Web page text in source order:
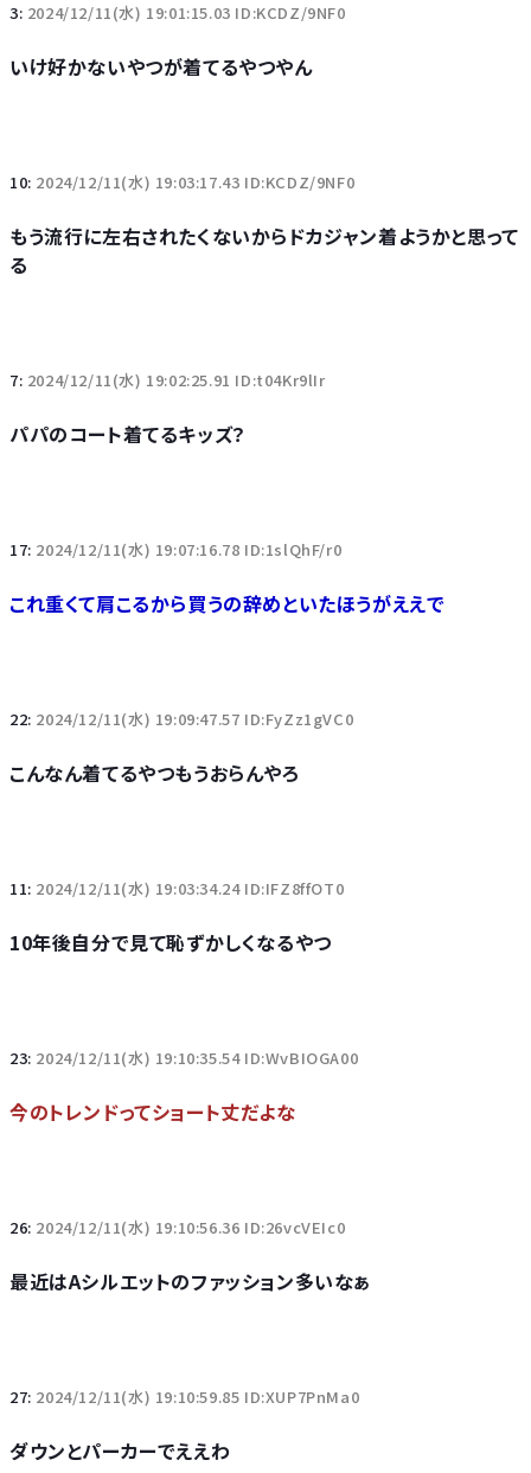
3: 2024/12/11(水) 19:01:15.03 ID:KCDZ/9NF0
いけ好かないやつが着てるやつやん
10: 2024/12/11(水) 19:03:17.43 ID:KCDZ/9NF0
もう流行に左右されたくないからドカジャン着ようかと思って
る
7: 2024/12/11(水) 19:02:25.91 ID:t04Kr9lIr
パパのコート着てるキッズ？
17: 2024/12/11(水) 19:07:16.78 ID:1slQhF/r0
これ重くて肩こるから買うの辞めといたほうがええで
22: 2024/12/11(水) 19:09:47.57 ID:FyZz1gVC0
こんなん着てるやつもうおらんやろ
11: 2024/12/11(水) 19:03:34.24 ID:IFZ8ffOT0
10年後自分で見て恥ずかしくなるやつ
23: 2024/12/11(水) 19:10:35.54 ID:WvBIOGA00
今のトレンドってショート丈だよな
26: 2024/12/11(水) 19:10:56.36 ID:26vcVEIc0
最近はAシルエットのファッション多いなぁ
27: 2024/12/11(水) 19:10:59.85 ID:XUP7PnMa0
ダウンとパーカーでええわ